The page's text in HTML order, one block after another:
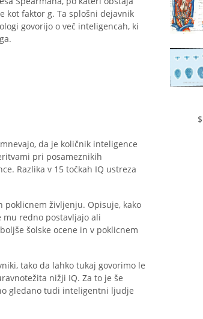
kot faktor g. Ta splošni dejavnik
govorijo o več inteligencah, ki
da je količnik inteligence
pri posameznikih
Razlika v 15 točkah IQ ustreza
življenju. Opisuje, kako
mu redno postavljajo ali
šolske ocene in v poklicnem
tako da lahko tukaj govorimo le
nižji IQ. Za to je še
gledano tudi inteligentni ljudje